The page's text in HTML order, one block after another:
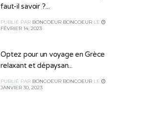
faut-il savoir ?...
PUBLIÉ PAR BONCOEUR BONCOEUR LE
FÉVRIER 14, 2023
Optez pour un voyage en Grèce
relaxant et dépaysan...
PUBLIÉ PAR BONCOEUR BONCOEUR LE
JANVIER 30, 2023